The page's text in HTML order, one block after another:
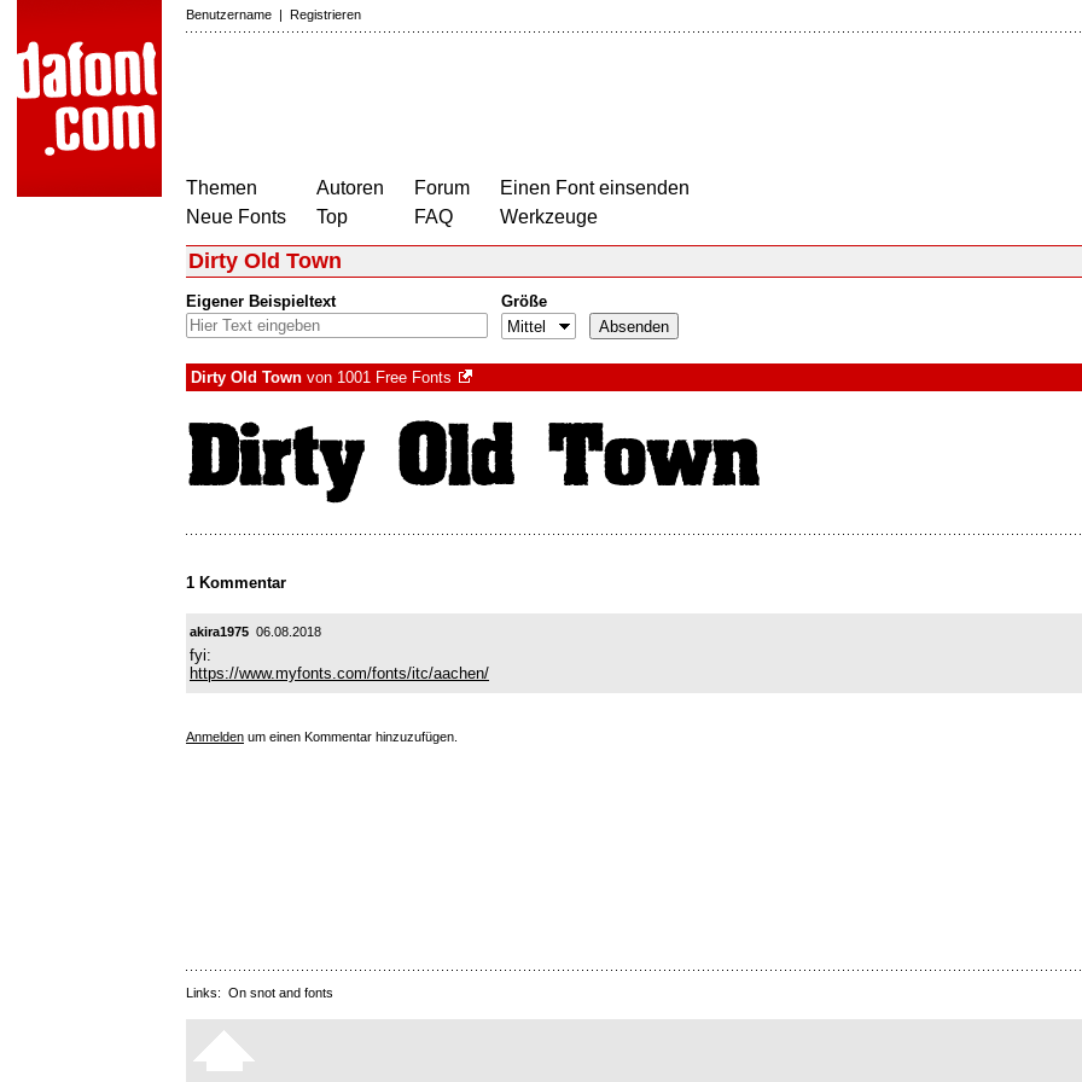
Benutzername | Registrieren
Themen
Neue Fonts
Autoren
Top
Forum
FAQ
Einen Font einsenden
Werkzeuge
Dirty Old Town
Eigener Beispieltext Größe
Dirty Old Town von 1001 Free Fonts
1 Kommentar
akira1975 06.08.2018
fyi:
https://www.myfonts.com/fonts/itc/aachen/
Anmelden um einen Kommentar hinzuzufügen.
Links: On snot and fonts